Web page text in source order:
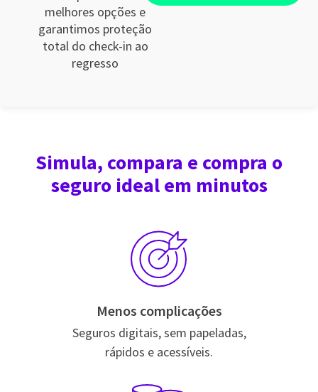
melhores opções e
garantimos proteção
total do check-in ao
regresso
Simula, compara e compra o
seguro ideal em minutos
Menos complicações
Seguros digitais, sem papeladas,
rápidos e acessíveis.